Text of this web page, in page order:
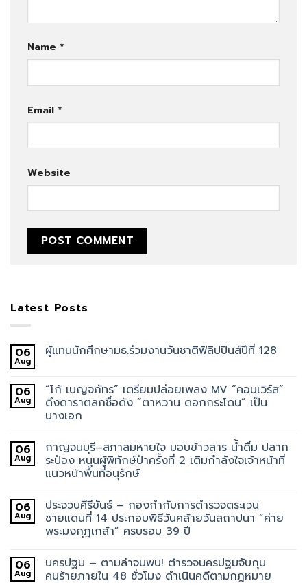
Name *
Email *
Website
Latest Posts
06
Aug
ผู้แทนนักศึกษามธ.ร่วมงานวันชาติฟิลิปปินส์ปีที่ 128
06
Aug
“โก้ เบญจภัทร” เตรียมปล่อยเพลง MV “คอนเวิร์ส”
ดึงดาราตลกชื่อดัง “ตาหวาน ดอกกระโดน” เป็น
นางเอก
06
Aug
กาญจนบุรี–สภาลมหายใจ มอบข้าวสาร น้ำดื่ม ปลาก
ระป๋อง หนุนผู้พิทักษ์ป่าครั้งที่ 2 เติมกำลังใจเจ้าหน้าที่
แนวหน้าพื้นที่อนุรักษ์
06
Aug
ประจวบคีรีขันธ์ – กองกำกับการตำรวจตระเวน
ชายแดนที่ 14 ประกอบพิธีวันคล้ายวันสถาปนา “ค่าย
พระมงกุฎเกล้า” ครบรอบ 39 ปี
06
Aug
นครปฐม – ตามล่าจนพบ! ตำรวจนครปฐมจับกุม
คนร้ายภายใน 48 ชั่วโมง ดำเนินคดีตามกฎหมาย